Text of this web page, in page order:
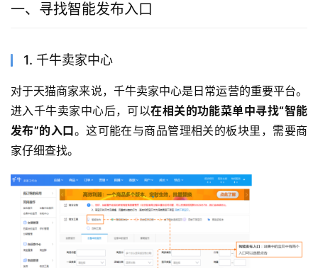
一、寻找智能发布入口
1. 千牛卖家中心
对于天猫商家来说，千牛卖家中心是日常运营的重要平台。
进入千牛卖家中心后，可以在相关的功能菜单中寻找“智能
发布”的入口。这可能在与商品管理相关的板块里，需要商
家仔细查找。